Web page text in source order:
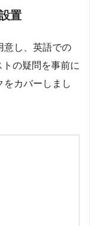
置
意し、英語での
の疑問を事前に
カバーしまし